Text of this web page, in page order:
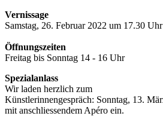
Vernissage
Samstag, 26. Februar 2022 um 17.30 Uhr
Öffnungszeiten
Freitag bis Sonntag 14 - 16 Uhr
Spezialanlass
Wir laden herzlich zum
Künstlerinnengespräch: Sonntag, 13.
mit anschliessendem Apéro ein.